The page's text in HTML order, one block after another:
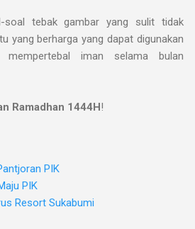
soal tebak gambar yang sulit tidak
yang berharga yang dapat digunakan
iman selama bulan
Ramadhan 1444H!
PIK
PIK
Resort Sukabumi